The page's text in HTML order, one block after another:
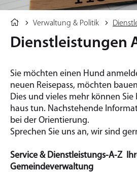
Verwaltung & Politik
Dienstleistungen
Sie möchten einen Hund
neuen Rei­se­pass, möchten
Dies und vieles mehr kön­nen
haus tun. Nach­ste­hen­de
bei der Ori­en­tie­rung.
Spre­chen Sie uns an, wir sind
Service & Dienstleistungs-A-Z
Gemeindeverwaltung